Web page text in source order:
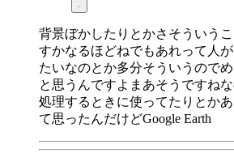
背景ぼかしたりとかさそういう
すかなるほどねでもあれって人
たいなのとか多分そういうので
と思うんですよまあそうですね
処理するときに使ってたりとか
て思ったんだけどGoogle Earth